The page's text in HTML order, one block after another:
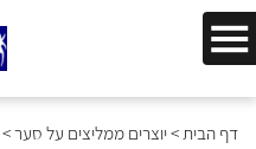
דף הבית>יוצרים ממליצים על סער>